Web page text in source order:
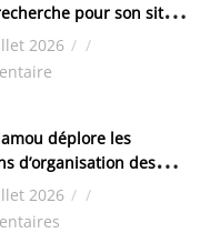
pour son site
des techniciens
(H/F)
2026 / /
déplore les
d’organisation des
nationaux : « Si ce sont
on trouve tous les
2026 / /